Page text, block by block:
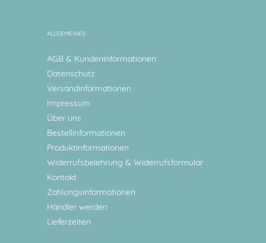
ALLGEMEINES
AGB & Kundeninformationen
Datenschutz
Versandinformationen
Impressum
Über uns
Bestellinformationen
Produktinformationen
Widerrufsbelehrung & Widerrufsformular
Kontakt
Zahlungsinformationen
Händler werden
Lieferzeiten